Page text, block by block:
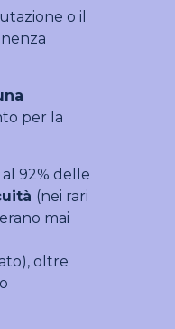
o il
per la
al 92% delle
(nei rari
mai
oltre